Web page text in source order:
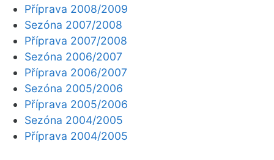
Příprava 2008/2009
Sezóna 2007/2008
Příprava 2007/2008
Sezóna 2006/2007
Příprava 2006/2007
Sezóna 2005/2006
Příprava 2005/2006
Sezóna 2004/2005
Příprava 2004/2005